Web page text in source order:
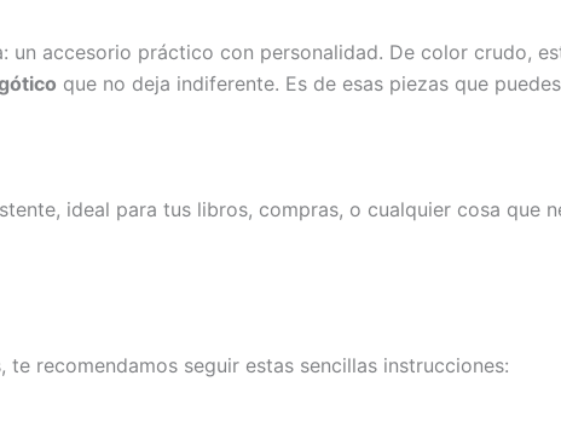
un accesorio práctico con personalidad. De color crudo,
que no deja indiferente. Es de esas piezas que
ideal para tus libros, compras, o cualquier cosa que
recomendamos seguir estas sencillas instrucciones: